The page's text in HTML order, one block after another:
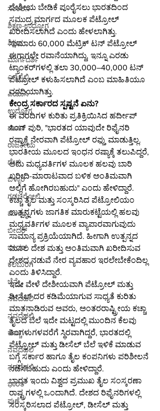
ಸಂಕಲನ
ಶಿಕ್ಷಣ-ಉದ್ಯೋಗ
ಶಿಕ್ಷಣ
ಮಾರ್ಗದರ್ಶಿ
ಎಸ್ಸೆಸ್ಸೆಲ್ಸಿ
ಪಿಯುಸಿ
ಉದ್ಯೋಗ
ಹಾಸನ
ರಾಜಕೀಯ
ದೇಶ
ಬಳ್ಳಾರಿ
ಗಡಚಿರೋಲಿ
ಮುಂಬೈ
ಬೀದರ್
ಬೀದರ್
ಕಲಬುರಗಿ
ಚೆನ್ನೈ
ನವದೆಹಲಿ
ನವದೆಹಲಿ
ಕೊಚ್ಚಿ
ನವದೆಹಲಿ
ನವದೆಹಲಿ
ಭಾರತ
ಪುಣೆ
ದೇಶೀಯ ಬೇಡಿಕೆ ಪೂರೈಸಲು ಭಾರತದಿಂದ
ಸಮುದ್ರ ಮಾರ್ಗದ ಮೂಲಕ ಪೆಟ್ರೋಲ್
ಖರೀದಿಸಲಾಗಿದೆ ಎಂದು ಹೇಳಲಾಗಿತ್ತು.
ಸುಮಾರು 60,000 ಮೆಟ್ರಿಕ್ ಟನ್ ಪೆಟ್ರೋಲ್
ಈಗಾಗಲೇ ರವಾನೆಯಾಗಿದ್ದು, ಇನ್ನೂ ಎರಡು
ಟ್ಯಾಂಕರ್‌ಗಳಲ್ಲಿ ತಲಾ 30,000–40,000 ಟನ್
ಪೆಟ್ರೋಲ್ ಕಳುಹಿಸಲಾಗಿದೆ ಎಂಬ ಮಾಹಿತಿಯೂ
ವರದಿಯಾಗಿತ್ತು.
ಕೇಂದ್ರ ಸರ್ಕಾರದ ಸ್ಪಷ್ಟನೆ ಏನು?
ಈ ವರದಿಗಳ ಕುರಿತು ಪ್ರತಿಕ್ರಿಯಿಸಿದ ಹರ್ದೀಪ್
ಸಿಂಗ್ ಪುರಿ, "ಭಾರತದ ಯಾವುದೇ ರಿಫೈನರಿ
ರಷ್ಯಾಕ್ಕೆ ನೇರವಾಗಿ ಪೆಟ್ರೋಲ್ ರಫ್ತು ಮಾಡುತ್ತಿಲ್ಲ.
ಭಾರತೀಯ ಮೂಲದ ಇಂಧನ ರಷ್ಯಾಕ್ಕೆ ತಲುಪಿದ್ದರೆ,
ಅದು ಮಧ್ಯವರ್ತಿಗಳ ಮೂಲಕ ಹಲವು ಬಾರಿ
ಖರೀದಿ-ಮಾರಾಟವಾದ ಬಳಿಕ ಅಂತಿಮವಾಗಿ
ಅಲ್ಲಿಗೆ ಹೋಗಿರಬಹುದು" ಎಂದು ಹೇಳಿದ್ದಾರೆ.
ಕಚ್ಚಾ ತೈಲ ಮತ್ತು ಸಂಸ್ಕರಿಸಿದ ಪೆಟ್ರೋಲಿಯಂ
ಉತ್ಪನ್ನಗಳು ಜಾಗತಿಕ ಮಾರುಕಟ್ಟೆಯಲ್ಲಿ ಹಲವು
ಮಧ್ಯವರ್ತಿಗಳ ಮೂಲಕ ವ್ಯಾಪಾರವಾಗುವುದು
ಸಾಮಾನ್ಯ ಪ್ರಕ್ರಿಯೆಯಾಗಿದೆ. ಹೀಗಾಗಿ ಉತ್ಪನ್ನದ
ಮೂಲ ದೇಶ ಮತ್ತು ಅಂತಿಮವಾಗಿ ಖರೀದಿಸುವ
ದೇಶದ ನಡುವೆ ನೇರ ವ್ಯವಹಾರ ಇರಲೇಬೇಕೆಂದಿಲ್ಲ
ಎಂದು ತಿಳಿಸಿದ್ದಾರೆ.
ಇದೇ ವೇಳೆ ದೇಶೀಯವಾಗಿ ಪೆಟ್ರೋಲ್ ಮತ್ತು
ಡೀಸೆಲ್ ದರ ಕಡಿಮೆಯಾಗುವ ಸಾಧ್ಯತೆ ಕುರಿತು
ಮಾತನಾಡಿರುವ ಅವರು, ಅಂತರರಾಷ್ಟ್ರೀಯ ಕಚ್ಚಾ
ತೈಲದ ಬೆಲೆ ಇದೇ ಮಟ್ಟದಲ್ಲಿ ಮುಂದಿನ ಕೆಲವು
ತಿಂಗಳುಗಳವರೆಗೆ ಸ್ಥಿರವಾಗಿದ್ದರೆ, ಭಾರತದಲ್ಲಿ
ಪೆಟ್ರೋಲ್ ಮತ್ತು ಡೀಸೆಲ್ ಬೆಲೆ ಇಳಿಕೆ ಮಾಡುವ
ಬಗ್ಗೆ ಸರ್ಕಾರ ಹಾಗೂ ತೈಲ ಕಂಪನಿಗಳು ಪರಿಶೀಲನೆ
ನಡೆಸಬಹುದು ಎಂದು ಹೇಳಿದ್ದಾರೆ.
ಭಾರತ ಇಂದು ವಿಶ್ವದ ಪ್ರಮುಖ ತೈಲ ಸಂಸ್ಕರಣಾ
ರಾಷ್ಟ್ರಗಳಲ್ಲಿ ಒಂದಾಗಿದೆ. ದೇಶದ ರಿಫೈನರಿಗಳಲ್ಲಿ
ಸಂಸ್ಕರಿಸಲಾದ ಪೆಟ್ರೋಲ್, ಡೀಸೆಲ್ ಮತ್ತು